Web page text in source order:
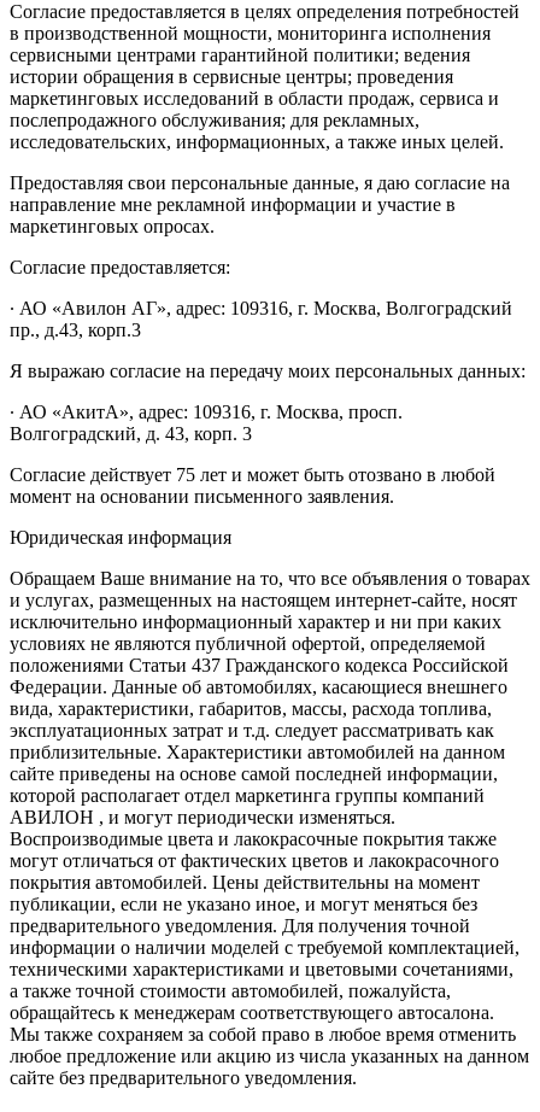
Согласие предоставляется в целях определения потребностей
в производственной мощности, мониторинга исполнения
сервисными центрами гарантийной политики; ведения
истории обращения в сервисные центры; проведения
маркетинговых исследований в области продаж, сервиса и
послепродажного обслуживания; для рекламных,
исследовательских, информационных, а также иных целей.
Предоставляя свои персональные данные, я даю согласие на
направление мне рекламной информации и участие в
маркетинговых опросах.
Согласие предоставляется:
∙ АО «Авилон АГ», адрес: 109316, г. Москва, Волгоградский
пр., д.43, корп.3
Я выражаю согласие на передачу моих персональных данных:
∙ АО «АкитА», адрес: 109316, г. Москва, просп.
Волгоградский, д. 43, корп. 3
Согласие действует 75 лет и может быть отозвано в любой
момент на основании письменного заявления.
Юридическая информация
Обращаем Ваше внимание на то, что все объявления о товарах
и услугах, размещенных на настоящем интернет-сайте, носят
исключительно информационный характер и ни при каких
условиях не являются публичной офертой, определяемой
положениями Статьи 437 Гражданского кодекса Российской
Федерации. Данные об автомобилях, касающиеся внешнего
вида, характеристики, габаритов, массы, расхода топлива,
эксплуатационных затрат и т.д. следует рассматривать как
приблизительные. Характеристики автомобилей на данном
сайте приведены на основе самой последней информации,
которой располагает отдел маркетинга группы компаний
АВИЛОН , и могут периодически изменяться.
Воспроизводимые цвета и лакокрасочные покрытия также
могут отличаться от фактических цветов и лакокрасочного
покрытия автомобилей. Цены действительны на момент
публикации, если не указано иное, и могут меняться без
предварительного уведомления. Для получения точной
информации о наличии моделей с требуемой комплектацией,
техническими характеристиками и цветовыми сочетаниями,
а также точной стоимости автомобилей, пожалуйста,
обращайтесь к менеджерам соответствующего автосалона.
Мы также сохраняем за собой право в любое время отменить
любое предложение или акцию из числа указанных на данном
сайте без предварительного уведомления.